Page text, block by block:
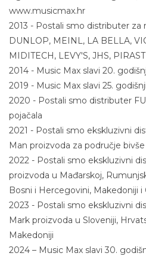
www.musicmax.hr
2013 - Postali smo distributer za
DUNLOP, MEINL, LA BELLA,
MIDITECH, LEVY'S, JHS,
2014 - Music Max slavi 20.
2019 - Music Max slavi 25.
2020 - Postali smo distributer
pojačala
2021 - Postali smo ekskluzivni
Man proizvoda za područje
2022 - Postali smo ekskluzivni
proizvoda u Mađarskoj,
Bosni i Hercegovini, Makedoniji i
2023 - Postali smo ekskluzivni
Mark proizvoda u Sloveniji,
Makedoniji
2024 – Music Max slavi 30.